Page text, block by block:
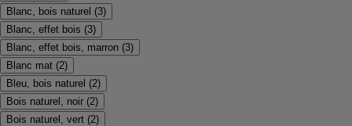
Blanc, bois naturel (3)
Blanc, effet bois (3)
Blanc, effet bois, marron (3)
Blanc mat (2)
Bleu, bois naturel (2)
Bois naturel, noir (2)
Bois naturel, vert (2)